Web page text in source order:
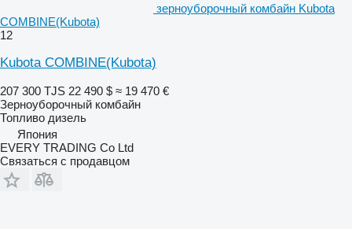
зерноуборочный комбайн Kubota
COMBINE(Kubota)
12
Kubota COMBINE(Kubota)
207 300 TJS 22 490 $ ≈ 19 470 €
Зерноуборочный комбайн
Топливо дизель
Япония
EVERY TRADING Co Ltd
Связаться с продавцом